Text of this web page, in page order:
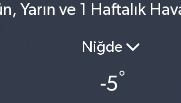
Yarın ve 1 Haftalık
Niğde
-5°